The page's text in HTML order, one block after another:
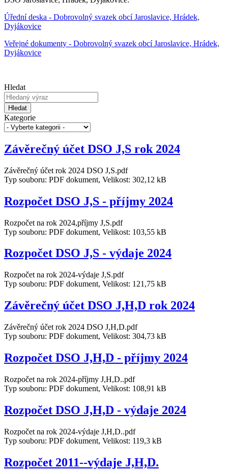
Úřední deska - Dobrovolný svazek obcí Jaroslavice, Hrádek,
Dyjákovice
Veřejné dokumenty - Dobrovolný svazek obcí Jaroslavice, Hrádek,
Dyjákovice
Hledat
Hledat
Kategorie
Závěrečný účet DSO J,S rok 2024
Závěrečný účet rok 2024 DSO J,S.pdf
Typ souboru: PDF dokument, Velikost: 302,12 kB
Rozpočet DSO J,S - příjmy 2024
Rozpočet na rok 2024,příjmy J,S.pdf
Typ souboru: PDF dokument, Velikost: 103,55 kB
Rozpočet DSO J,S - výdaje 2024
Rozpočet na rok 2024-výdaje J,S.pdf
Typ souboru: PDF dokument, Velikost: 121,75 kB
Závěrečný účet DSO J,H,D rok 2024
Závěrečný účet rok 2024 DSO J,H,D.pdf
Typ souboru: PDF dokument, Velikost: 304,73 kB
Rozpočet DSO J,H,D - příjmy 2024
Rozpočet na rok 2024-příjmy J,H,D..pdf
Typ souboru: PDF dokument, Velikost: 108,91 kB
Rozpočet DSO J,H,D - výdaje 2024
Rozpočet na rok 2024-výdaje J,H,D..pdf
Typ souboru: PDF dokument, Velikost: 119,3 kB
Rozpočet 2011--výdaje J,H,D.